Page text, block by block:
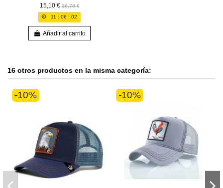
15,10 € 16,78 €
11 : 06 : 02
Añadir al carrito
16 otros productos en la misma categoría:
-10% -10%